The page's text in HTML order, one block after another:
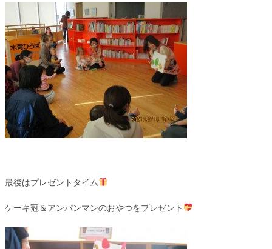
最後はプレゼントタイム
ケーキ冠＆アンパンマンのおやつをプレゼント